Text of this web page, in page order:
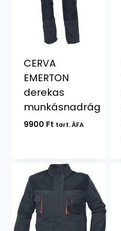
CERVA
EMERTON
derekas
munkásnadrág
9900 Ft tart. ÁFA